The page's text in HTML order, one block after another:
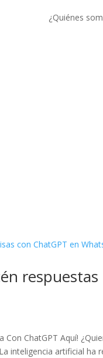
¿Quiénes
respuestas
Con ChatGPT Aquí!
inteligencia artificial